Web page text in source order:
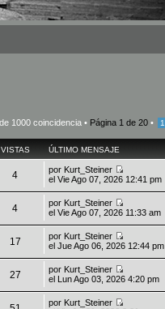
1000 coincidencia • Página 1 de 20 • 1
VISTAS ÚLTIMO MENSAJE
4 por Kurt_Steiner
el Vie Ago 07, 2026 12:41 pm
4 por Kurt_Steiner
el Vie Ago 07, 2026 11:33 am
17 por Kurt_Steiner
el Jue Ago 06, 2026 12:44 pm
27 por Kurt_Steiner
el Lun Ago 03, 2026 4:20 pm
por Kurt_Steiner